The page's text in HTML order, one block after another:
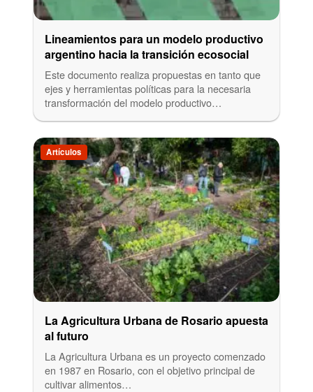
Lineamientos para un modelo productivo
argentino hacia la transición ecosocial
Este documento realiza propuestas en tanto que
ejes y herramientas políticas para la necesaria
transformación del modelo productivo…
Artículos
La Agricultura Urbana de Rosario apuesta
al futuro
La Agricultura Urbana es un proyecto comenzado
en 1987 en Rosario, con el objetivo principal de
cultivar alimentos…